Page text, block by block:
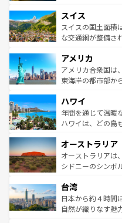
れる地方に足を運
きるだ
を参照してほしい
は、お酒好きな人には
ドイツ情報はコン
リアごとに異なる
ティー、ビール好
戦など、本場だか
ンツ一覧を参照し
スイス
スイスの国土面積
な交通網が整備さ
の建物がそのまま
博物館もあり、ア
ことができる。国
ば市内交通費無料で観
着のスイス情報は
アメリカ
アメリカ合衆国は
東海岸の都市部か
のような巨大都市
ンメントが詰まっ
西部には大自然が
部のニューオーリ
文化が魅力。旅行
しみながら、その
ならではの贅沢な旅のスタイ
情報はコンテンツ
ハワイ
年間を通じて温暖
ハワイは、どの島
ワイ島は見逃せな
島だが、静かな自
おすすめ。エメラ
れるおもてなしの
人々、おいしいロ
ク、伝統的なフラ
オーストラリア
オーストラリアは
シドニーのシンボ
リアリーフや大陸
ク）、タスマニア
ど、見どころがた
台湾
日本から約４時間
自然が織りなす魅